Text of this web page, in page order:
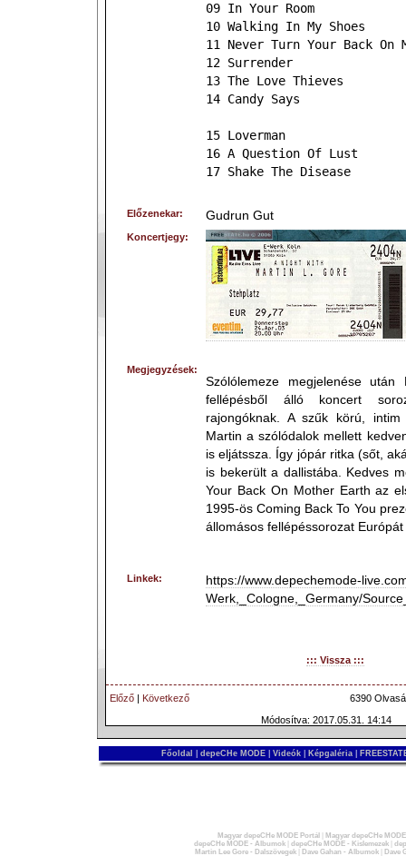
09 In Your Room
10 Walking In My Shoes
11 Never Turn Your Back On
12 Surrender
13 The Love Thieves
14 Candy Says
15 Loverman
16 A Question Of Lust
17 Shake The Disease
Előzenekar: Gudrun Gut
Koncertjegy:
Megjegyzések:
Szólólemeze megjelenése
fellépésből álló koncert
rajongóknak. A szűk körú, intim
Martin a szólódalok mellett
is eljátssza. Így jópár ritka (sőt,
is bekerült a dallistába. Kedves
Your Back On Mother Earth az
1995-ös Coming Back To You
állomásos fellépéssorozat
Linkek:
https://www.depechemode-
Werk,_Cologne,_Germany/
::: Vissza :::
Előző | Következő
6390
Módosítva: 2017.05.31. 14:14
Főoldal depeCHe MODE Videók Képgaléria
Magyar depeCHe MODE Portál
Magyar depeCHe
depeCHe MODE - Albumok| depeCHe MODE - Kislemezek|
Martin Lee Gore - Dalszövegek| Dave Gahan - Albumok| Dave